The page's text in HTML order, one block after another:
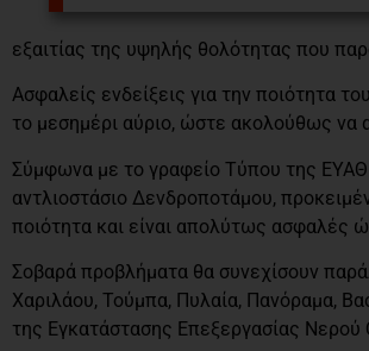
εξαιτίας της υψηλής θολότητας που
Ασφαλείς ενδείξεις για την ποιότητα
το μεσημέρι αύριο, ώστε ακολούθως να
Σύμφωνα με το γραφείο Τύπου της ΕΥΑΘ
αντλιοστάσιο Δενδροποτάμου,
ποιότητα και είναι απολύτως ασφαλές
Σοβαρά προβλήματα θα συνεχίσουν
Χαριλάου, Τούμπα, Πυλαία, Πανόραμα,
της Εγκατάστασης Επεξεργασίας Νερού